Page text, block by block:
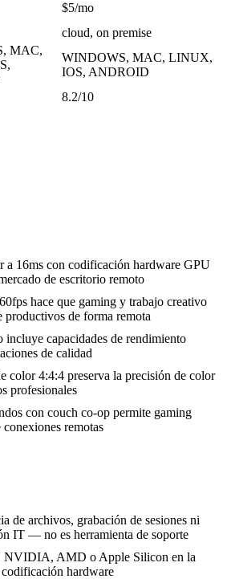
$5/mo
cloud, on premise
MAC,
WINDOWS, MAC, LINUX,
IOS, ANDROID
8.2/10
a 16ms con codificación hardware GPU
de escritorio remoto
hace que gaming y trabajo creativo
productivos de forma remota
incluye capacidades de rendimiento
de calidad
color 4:4:4 preserva la precisión de color
profesionales
con couch co-op permite gaming
remotas
de archivos, grabación de sesiones ni
IT — no es herramienta de soporte
NVIDIA, AMD o Apple Silicon en la
hardware